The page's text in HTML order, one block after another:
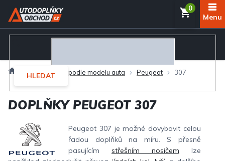
Přejít
obsah
HLEDAT
Autodoplňky podle modelu auta Peugeot 307
DOPLŇKY PEUGEOT 307
Peugeot 307 je možné dovybavit celou
řadou doplňků na míru. S přesně
pasujícím střešním nosičem lze